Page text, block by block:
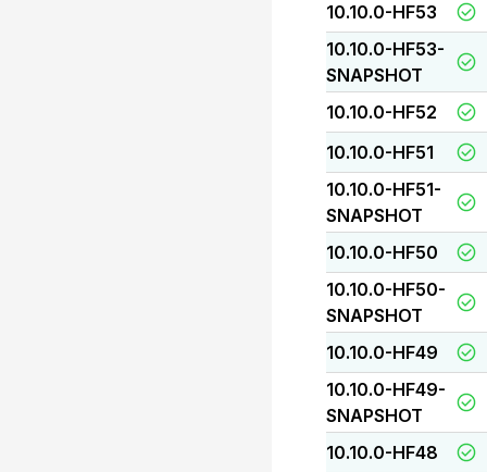
10.10.0-HF53
10.10.0-HF53-
SNAPSHOT
10.10.0-HF52
10.10.0-HF51
10.10.0-HF51-
SNAPSHOT
10.10.0-HF50
10.10.0-HF50-
SNAPSHOT
10.10.0-HF49
10.10.0-HF49-
SNAPSHOT
10.10.0-HF48